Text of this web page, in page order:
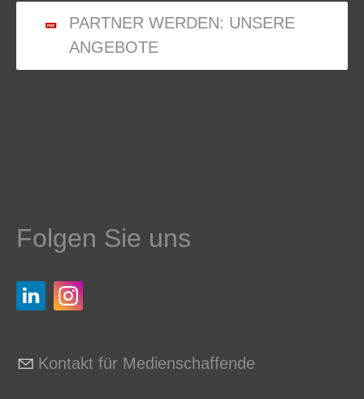
PARTNER WERDEN: UNSERE
ANGEBOTE
Folgen Sie uns
Kontakt für Medienschaffende